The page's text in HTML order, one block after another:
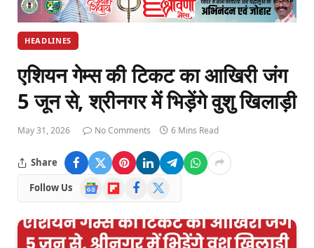
HEADLINES
एशियन गेम्स की टिकट का आखिरी जंग
5 जून से, श्रीनगर में भिड़ेंगे वुशु खिलाड़ी
May 31, 2026 No Comments 6 Mins Read
Share
Follow Us
Google
News
FlipboardFacebook